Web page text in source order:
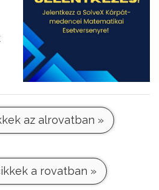
az alrovatban »
a rovatban »